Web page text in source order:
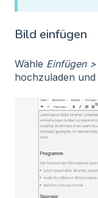
Bild einfügen
Wähle Einfügen
hochzuladen und